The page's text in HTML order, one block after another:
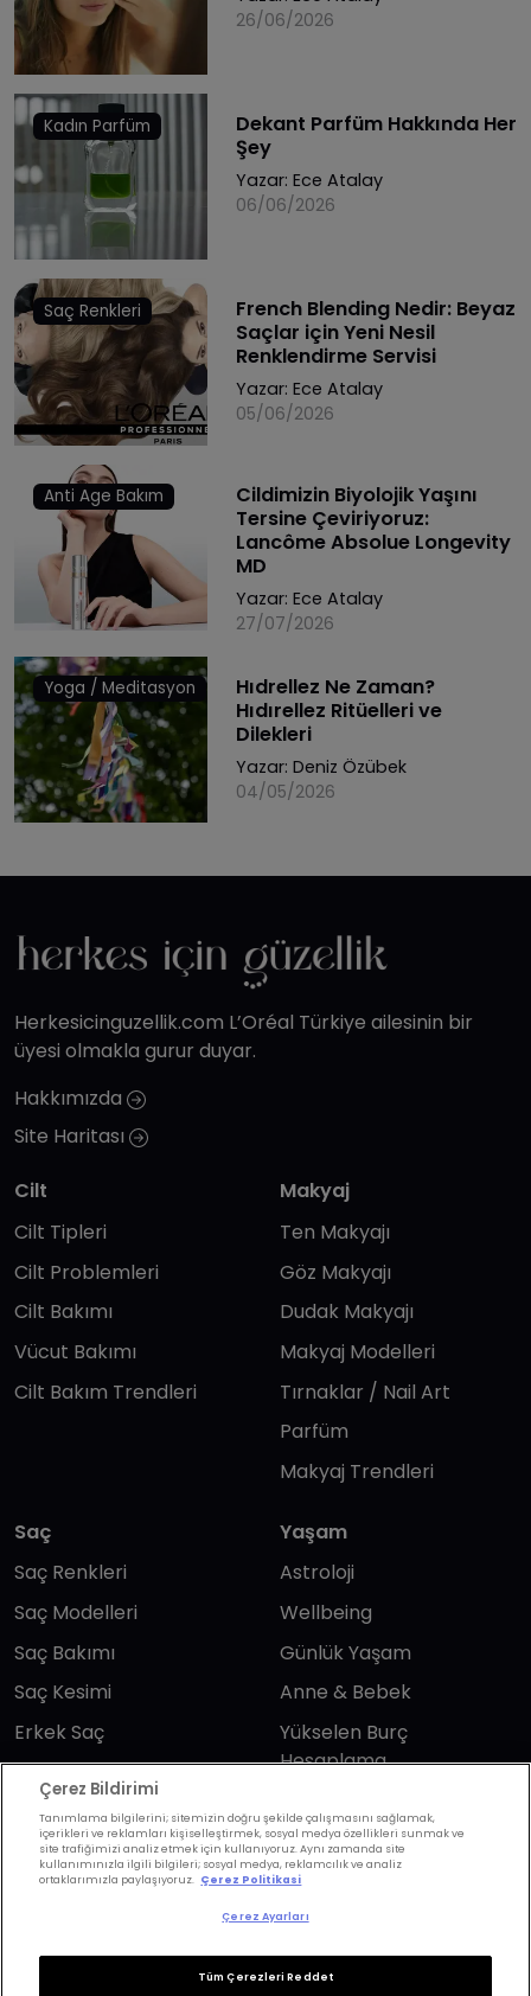
26/06/2026
Kadın Parfüm
Dekant Parfüm Hakkında Her
Şey
Yazar: Ece Atalay
06/06/2026
Saç Renkleri
French Blending Nedir: Beyaz
Saçlar için Yeni Nesil
Renklendirme Servisi
Yazar: Ece Atalay
05/06/2026
Anti Age Bakım
Cildimizin Biyolojik Yaşını
Tersine Çeviriyoruz:
Lancôme Absolue Longevity
MD
Yazar: Ece Atalay
27/07/2026
Yoga / Meditasyon
Hıdrellez Ne Zaman?
Hıdırellez Ritüelleri ve
Dilekleri
Yazar: Deniz Özübek
04/05/2026
Herkesicinguzellik.com L’Oréal Türkiye ailesinin bir
üyesi olmakla gurur duyar.
Hakkımızda
Site Haritası
Cilt
Cilt Tipleri
Cilt Problemleri
Cilt Bakımı
Vücut Bakımı
Cilt Bakım Trendleri
Makyaj
Ten Makyajı
Göz Makyajı
Dudak Makyajı
Makyaj Modelleri
Tırnaklar / Nail Art
Parfüm
Makyaj Trendleri
Saç
Saç Renkleri
Saç Modelleri
Saç Bakımı
Saç Kesimi
Erkek Saç
Kuaförler
Saç Trendleri
Yaşam
Astroloji
Wellbeing
Günlük Yaşam
Anne & Bebek
Yükselen Burç
Hesaplama
Bizi takip edin
Çerez Bildirimi
Tanımlama bilgilerini; sitemizin doğru şekilde çalışmasını sağlamak,
içerikleri ve reklamları kişiselleştirmek, sosyal medya özellikleri sunmak ve
site trafiğimizi analiz etmek için kullanıyoruz. Aynı zamanda site
kullanımınızla ilgili bilgileri; sosyal medya, reklamcılık ve analiz
ortaklarımızla paylaşıyoruz. Çerez Politikasi
Çerez Ayarları
Tüm Çerezleri Reddet